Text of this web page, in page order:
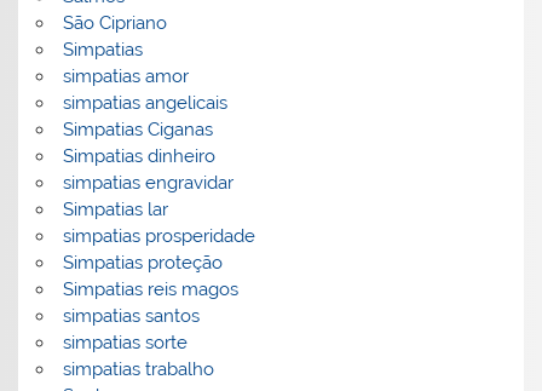
São Cipriano
Simpatias
simpatias amor
simpatias angelicais
Simpatias Ciganas
Simpatias dinheiro
simpatias engravidar
Simpatias lar
simpatias prosperidade
Simpatias proteção
Simpatias reis magos
simpatias santos
simpatias sorte
simpatias trabalho